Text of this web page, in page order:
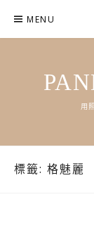
content
MENU
用
標籤: 格魅麗